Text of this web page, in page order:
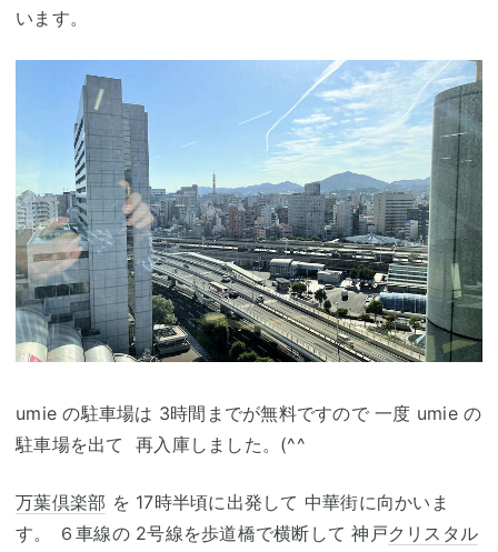
います。
umie の駐車場は 3時間までが無料ですので 一度 umie の
駐車場を出て 再入庫しました。(^^ゞ
万葉倶楽部 を 17時半頃に出発して 中華街に向かいま
す。 ６車線の 2号線を歩道橋で横断して 神戸クリスタル